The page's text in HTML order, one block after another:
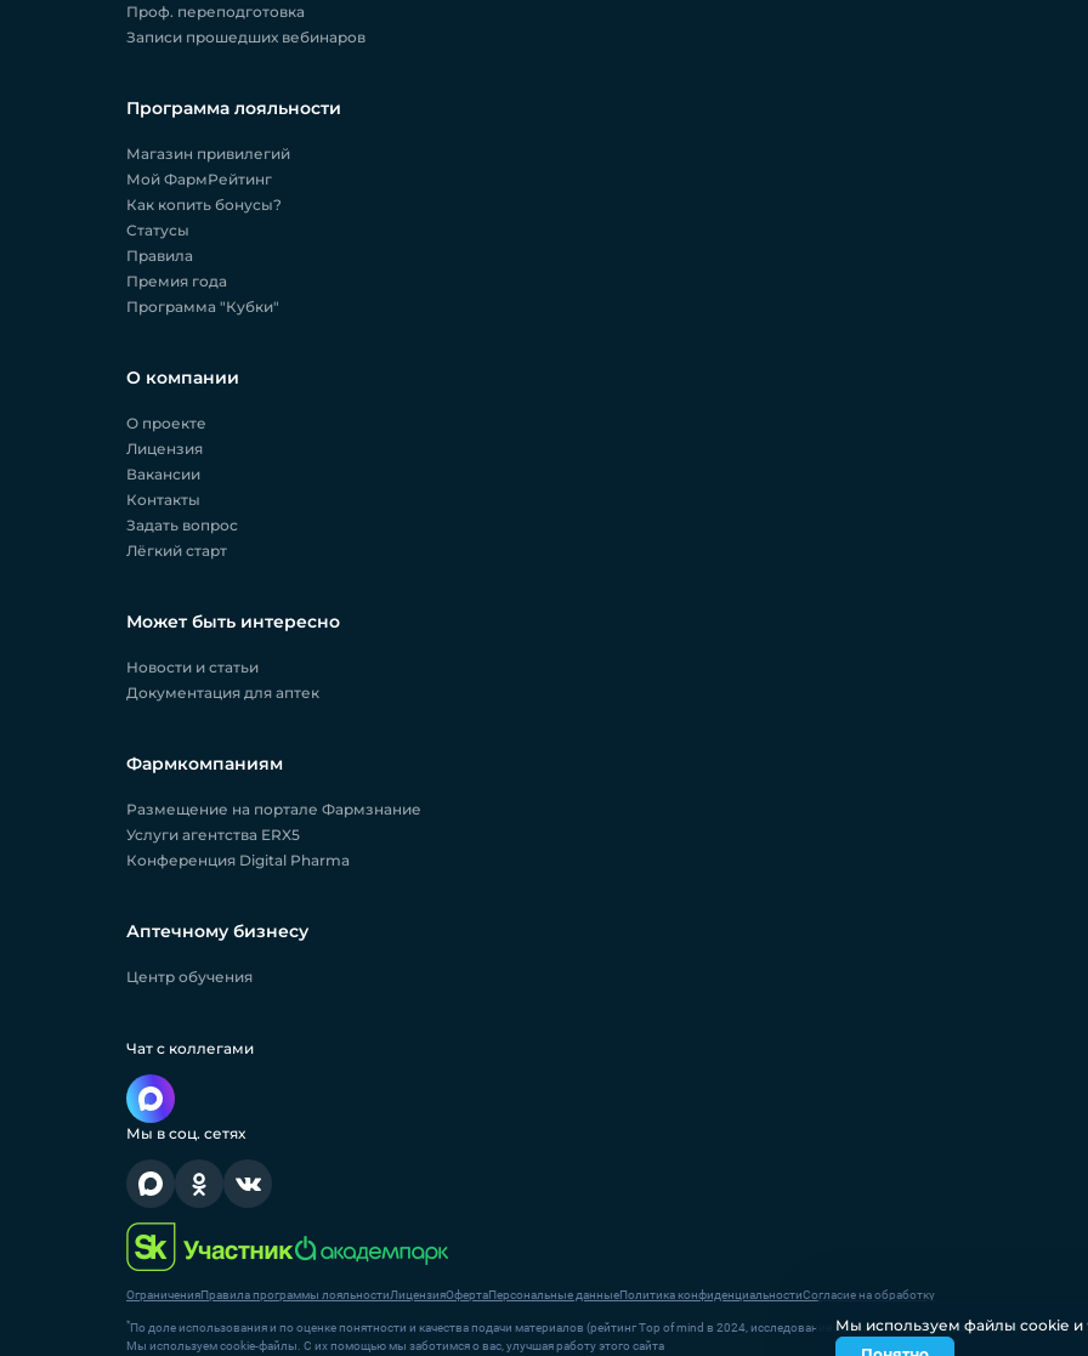
Проф. переподготовка
Записи прошедших вебинаров
Программа лояльности
Магазин привилегий
Мой ФармРейтинг
Как копить бонусы?
Статусы
Правила
Премия года
Программа "Кубки"
О компании
О проекте
Лицензия
Вакансии
Контакты
Задать вопрос
Лёгкий старт
Может быть интересно
Новости и статьи
Документация для аптек
Фармкомпаниям
Размещение на портале Фармзнание
Услуги агентства ERX5
Конференция Digital Pharma
Аптечному бизнесу
Центр обучения
Чат с коллегами
Мы в соц. сетях
ОграниченияПравила программы лояльностиЛицензияОфертаПерсональные данныеПолитика конфиденциальностиСогласие на обработку
*По доле использования и по оценке понятности и качества подачи материалов (рейтинг Top of mind в 2024, исследование компании Ipsos в России в 2023)
Мы используем cookie-файлы. С их помощью мы заботимся о вас, улучшая работу этого сайта
Мы используем файлы соokіе и